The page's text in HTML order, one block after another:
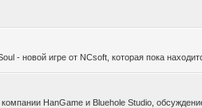
- новой игре от NCsoft, которая пока
компании HanGame и Bluehole Studio,